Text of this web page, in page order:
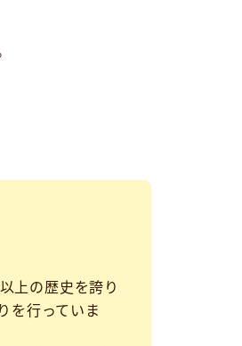
上の歴史を誇り
を行っていま